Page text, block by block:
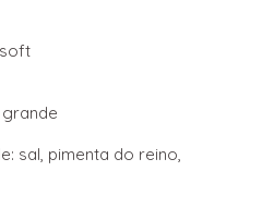
sal, pimenta do reino,